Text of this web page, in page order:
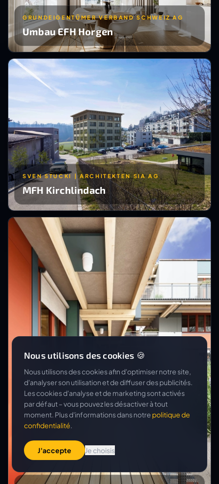
GRUNDEIGENTÜMER VERBAND SCHWEIZ AG
Umbau EFH Horgen
SVEN STUCKI | ARCHITEKTEN SIA AG
MFH Kirchlindach
Nous utilisons des cookies 🍪
Nous utilisons des cookies afin d'optimiser notre site,
d'analyser son utilisation et de diffuser des publicités.
Les cookies d'analyse et de marketing sont activés
par défaut – vous pouvez les désactiver à tout
moment. Plus d'informations dans notre politique de
confidentialité.
J'accepte Je choisis